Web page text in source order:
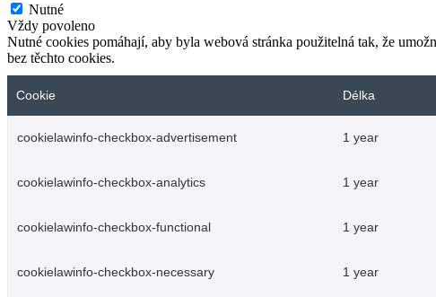
Nutné
Vždy povoleno
Nutné cookies pomáhají, aby byla webová stránka použitelná tak, že
bez těchto cookies.
Cookie Délka
cookielawinfo-checkbox-advertisement 1 year
cookielawinfo-checkbox-analytics 1 year
cookielawinfo-checkbox-functional 1 year
cookielawinfo-checkbox-necessary 1 year